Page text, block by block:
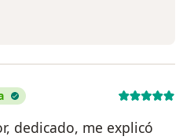
dedicado, me explicó